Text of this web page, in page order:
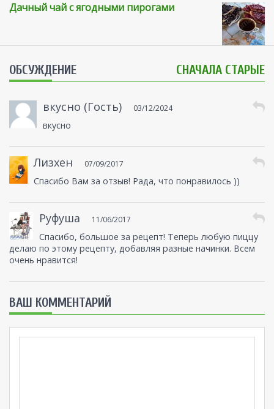
Дачный чай с ягодными пирогами
ОБСУЖДЕНИЕ СНАЧАЛА СТАРЫЕ
вкусно (Гость) 03/12/2024
вкусно
Лизхен 07/09/2017
Спасибо Вам за отзыв! Рада, что понравилось ))
Руфуша 11/06/2017
Спасибо, большое за рецепт! Теперь любую пиццу
делаю по этому рецепту, добавляя разные начинки. Всем
очень нравится!
ВАШ КОММЕНТАРИЙ